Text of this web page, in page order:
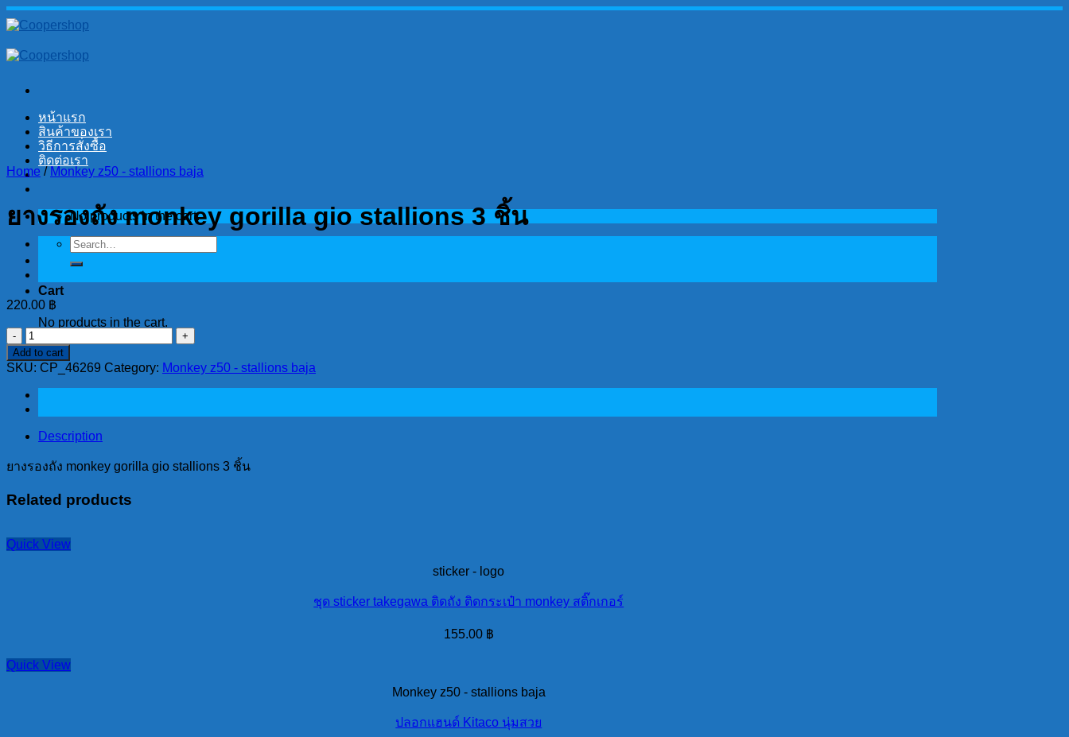
Skip
to
หน้าแรก
สินค้าของเรา
วิธีการสั่งซื้อ
ติดต่อเรา
No products in the cart.
Search
for:
Cart
No products in the cart.
Home / Monkey z50 - stallions baja
ยางรองถัง monkey gorilla gio stallions 3 ชิ้น
220.00 ฿
ยาง
รอง
ถัง
monkey
gorilla
stallions
ชิ้น
Add to cart
SKU: CP_46269 Category: Monkey z50 - stallions baja
Description
ยางรองถัง monkey gorilla gio stallions 3 ชิ้น
Related products
Quick View
sticker - logo
ชุด sticker takegawa ติดถัง ติดกระเป๋า monkey สติ๊กเกอร์
155.00 ฿
Quick View
Monkey z50 - stallions baja
ปลอกแฮนด์ Kitaco นุ่มสวย